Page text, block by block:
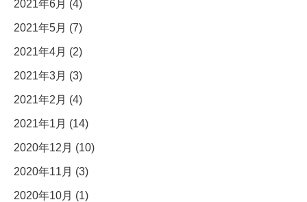
2021年6月 (4)
2021年5月 (7)
2021年4月 (2)
2021年3月 (3)
2021年2月 (4)
2021年1月 (14)
2020年12月 (10)
2020年11月 (3)
2020年10月 (1)